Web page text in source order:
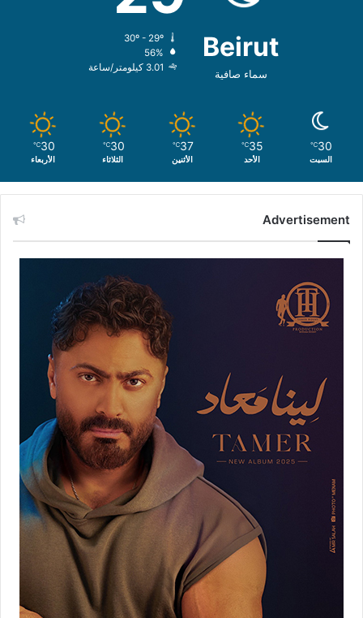
Beirut
سماء صافية
56%
3.01 كيلومتر/ساعة
30
℃
السبت
35
℃
الأحد
37
℃
الأثنين
30
℃
الثلاثاء
30
℃
الأربعاء
Advertisement